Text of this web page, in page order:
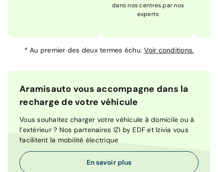
dans nos centres par nos
experts
*Au premier des deux termes échu.Voir conditions.
Aramisauto vous accompagne dans la
recharge de votre véhicule
Vous souhaitez charger votre véhicule à domicile ou à
l’extérieur ? Nos partenaires IZI by EDF et Izivia vous
facilitent la mobilité électrique
En savoir plus